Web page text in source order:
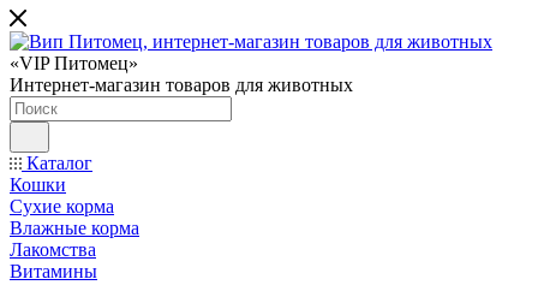
«VIP Питомец»
Интернет-магазин товаров для животных
Каталог
Кошки
Сухие корма
Влажные корма
Лакомства
Витамины